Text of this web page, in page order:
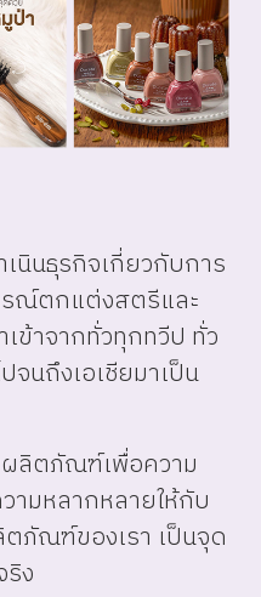
นินธุรกิจเกี่ยวกับการ
ณ์ตกแต่งสตรีและ
ข้าจากทั่วทุกทวีป ทั่ว
จนถึงเอเชียมาเป็น
ผลิตภัณฑ์เพื่อความ
มหลากหลายให้กับ
ตภัณฑ์ของเรา เป็นจุด
ง